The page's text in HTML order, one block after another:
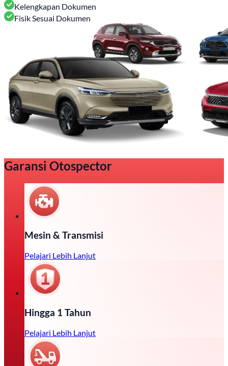
Kelengkapan Dokumen
Fisik Sesuai Dokumen
Garansi Otospector
Mesin & Transmisi
Pelajari Lebih Lanjut
Hingga 1 Tahun
Pelajari Lebih Lanjut